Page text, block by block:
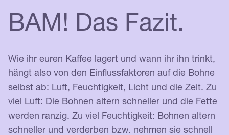
BAM! Das Fazit.
Wie ihr euren Kaffee lagert und wann ihr ihn trinkt,
hängt also von den Einflussfaktoren auf die Bohne
selbst ab: Luft, Feuchtigkeit, Licht und die Zeit. Zu
viel Luft: Die Bohnen altern schneller und die Fette
werden ranzig. Zu viel Feuchtigkeit: Bohnen altern
schneller und verderben bzw. nehmen sie schnell